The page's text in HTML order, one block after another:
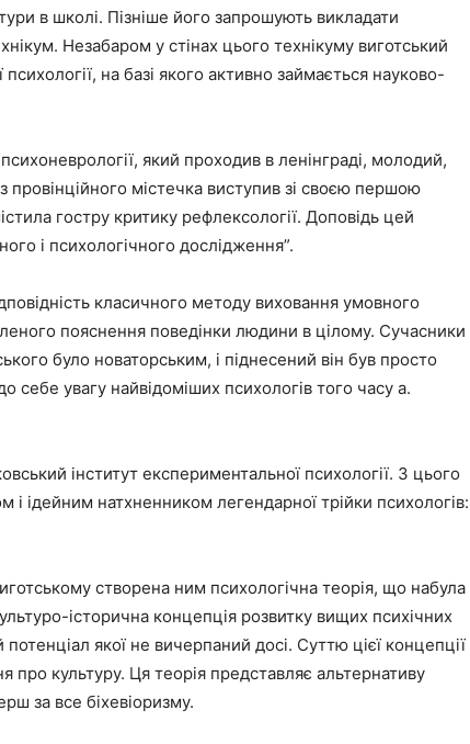
в школі. Пізніше його запрошують викладати
Незабаром у стінах цього технікуму виготський
на базі якого активно займається науково-
який проходив в ленінграді, молодий,
провінційного містечка виступив зі своєю першою
гостру критику рефлексології. Доповідь цей
і психологічного дослідження”.
класичного методу виховання умовного
пояснення поведінки людини в цілому. Сучасники
було новаторським, і піднесений він був просто
себе увагу найвідоміших психологів того часу а.
інститут експериментальної психології. З цього
ідейним натхненником легендарної трійки психологів:
створена ним психологічна теорія, що набула
історична концепція розвитку вищих психічних
якої не вичерпаний досі. Суттю цієї концепції
про культуру. Ця теорія представляє альтернативу
за все біхевіоризму.